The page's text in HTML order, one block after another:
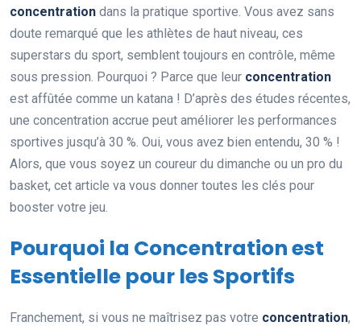
concentration dans la pratique sportive. Vous avez sans
doute remarqué que les athlètes de haut niveau, ces
superstars du sport, semblent toujours en contrôle, même
sous pression. Pourquoi ? Parce que leur concentration
est affûtée comme un katana ! D’après des études récentes,
une concentration accrue peut améliorer les performances
sportives jusqu’à 30 %. Oui, vous avez bien entendu, 30 % !
Alors, que vous soyez un coureur du dimanche ou un pro du
basket, cet article va vous donner toutes les clés pour
booster votre jeu.
Pourquoi la Concentration est
Essentielle pour les Sportifs
Franchement, si vous ne maîtrisez pas votre concentration,